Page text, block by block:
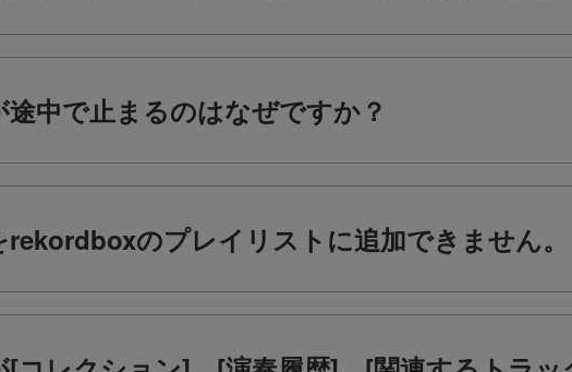
中で止まるのはなぜですか？
のプレイリストに追加できません。